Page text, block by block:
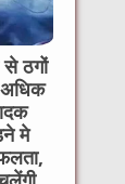
से ठगों
मे